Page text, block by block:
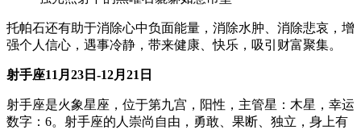
托帕石还有助于消除心中负面能量，消除水肿、消除悲哀，增
强个人信心，遇事冷静，带来健康、快乐，吸引财富聚集。
射手座11 月 23 日 -12月 21 日
射手座是火象星座，位于第九宫，阳性，主管星：木星，幸运
数字：6。射手座的人崇尚自由，勇敢、果断、独立，身上有